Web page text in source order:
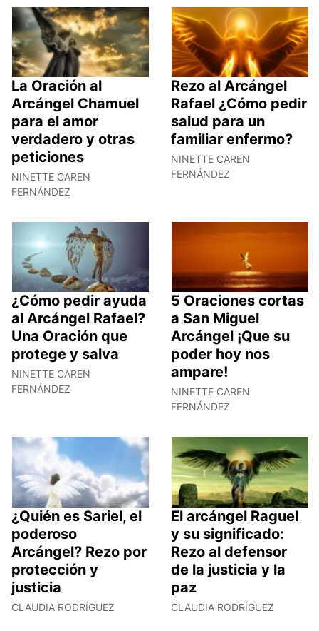
La Oración al
Arcángel Chamuel
para el amor
verdadero y otras
peticiones
NINETTE CAREN
FERNÁNDEZ
Rezo al Arcángel
Rafael ¿Cómo pedir
salud para un
familiar enfermo?
NINETTE CAREN
FERNÁNDEZ
¿Cómo pedir ayuda
al Arcángel Rafael?
Una Oración que
protege y salva
NINETTE CAREN
FERNÁNDEZ
5 Oraciones cortas
a San Miguel
Arcángel ¡Que su
poder hoy nos
ampare!
NINETTE CAREN
FERNÁNDEZ
¿Quién es Sariel, el
poderoso
Arcángel? Rezo por
protección y
justicia
CLAUDIA RODRÍGUEZ
El arcángel Raguel
y su significado:
Rezo al defensor
de la justicia y la
paz
CLAUDIA RODRÍGUEZ